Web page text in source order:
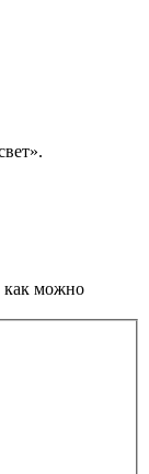
как можно